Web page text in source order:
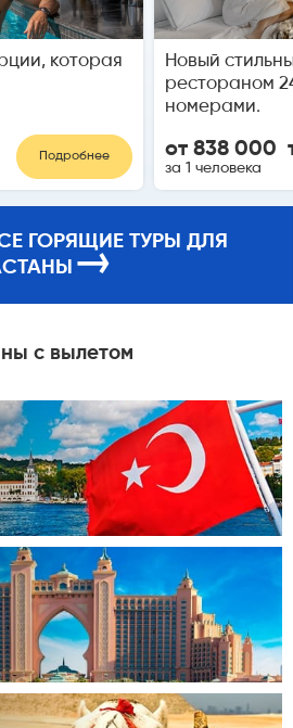
которая
Подробнее
Новый
рестораном
номерами.
от 838 000
за 1 человека
ГОРЯЩИЕ ТУРЫ ДЛЯ
→
с вылетом